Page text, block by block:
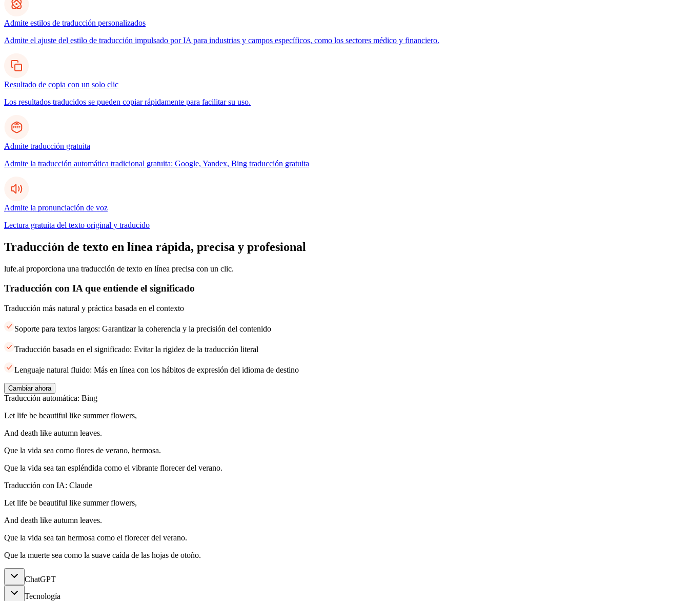
Admite estilos de traducción personalizados
Admite el ajuste del estilo de traducción impulsado por IA para industrias y campos específicos, como los sectores médico y financiero.
Resultado de copia con un solo clic
Los resultados traducidos se pueden copiar rápidamente para facilitar su uso.
Admite traducción gratuita
Admite la traducción automática tradicional gratuita: Google, Yandex, Bing traducción gratuita
Admite la pronunciación de voz
Lectura gratuita del texto original y traducido
Traducción de texto en línea rápida, precisa y profesional
lufe.ai proporciona una traducción de texto en línea precisa con un clic.
Traducción con IA que entiende el significado
Traducción más natural y práctica basada en el contexto
Soporte para textos largos: Garantizar la coherencia y la precisión del contenido
Traducción basada en el significado: Evitar la rigidez de la traducción literal
Lenguaje natural fluido: Más en línea con los hábitos de expresión del idioma de destino
Cambiar ahora
Traducción automática: Bing
Let life be beautiful like summer flowers,
And death like autumn leaves.
Que la vida sea como flores de verano, hermosa.
Que la vida sea tan espléndida como el vibrante florecer del verano.
Traducción con IA: Claude
Let life be beautiful like summer flowers,
And death like autumn leaves.
Que la vida sea tan hermosa como el florecer del verano.
Que la muerte sea como la suave caída de las hojas de otoño.
ChatGPT
Tecnología